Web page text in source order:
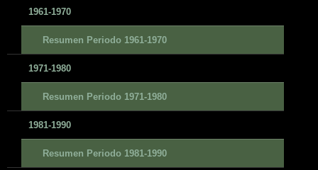
1961-1970
Resumen Periodo 1961-1970
1971-1980
Resumen Periodo 1971-1980
1981-1990
Resumen Periodo 1981-1990